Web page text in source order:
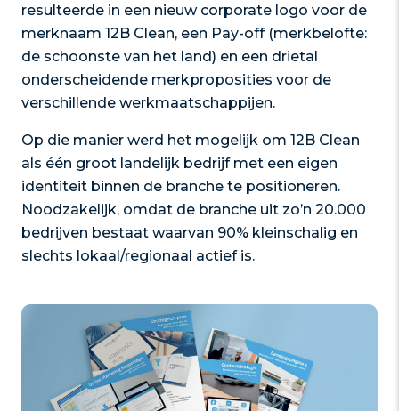
resulteerde in een nieuw corporate logo voor de
merknaam 12B Clean, een Pay-off (merkbelofte:
de schoonste van het land) en een drietal
onderscheidende merkproposities voor de
verschillende werkmaatschappijen.
Op die manier werd het mogelijk om 12B Clean
als één groot landelijk bedrijf met een eigen
identiteit binnen de branche te positioneren.
Noodzakelijk, omdat de branche uit zo’n 20.000
bedrijven bestaat waarvan 90% kleinschalig en
slechts lokaal/regionaal actief is.